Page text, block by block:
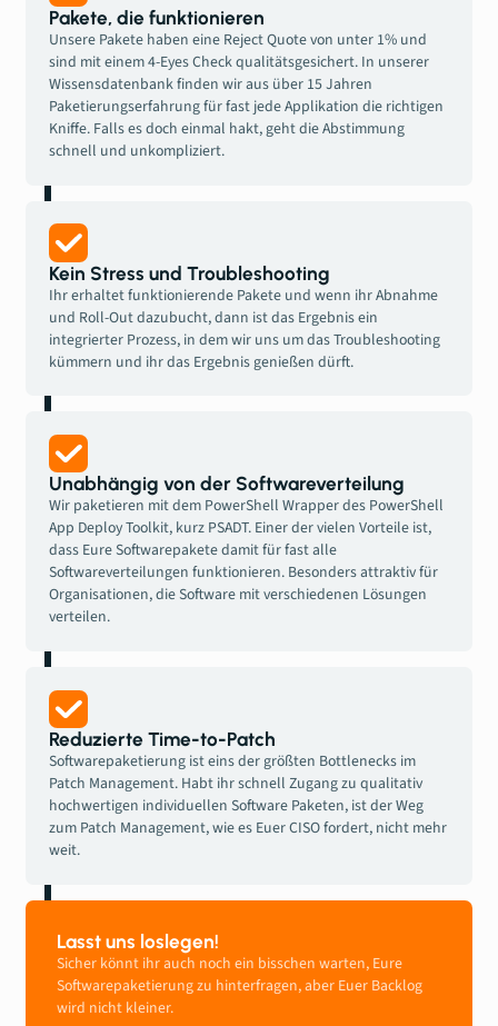
Pakete, die funktionieren
Unsere Pakete haben eine Reject Quote von unter 1% und
sind mit einem 4-Eyes Check qualitätsgesichert. In unserer
Wissensdatenbank finden wir aus über 15 Jahren
Paketierungserfahrung für fast jede Applikation die richtigen
Kniffe. Falls es doch einmal hakt, geht die Abstimmung
schnell und unkompliziert.
Kein Stress und Troubleshooting
Ihr erhaltet funktionierende Pakete und wenn ihr Abnahme
und Roll-Out dazubucht, dann ist das Ergebnis ein
integrierter Prozess, in dem wir uns um das Troubleshooting
kümmern und ihr das Ergebnis genießen dürft.
Unabhängig von der Softwareverteilung
Wir paketieren mit dem PowerShell Wrapper des PowerShell
App Deploy Toolkit, kurz PSADT. Einer der vielen Vorteile ist,
dass Eure Softwarepakete damit für fast alle
Softwareverteilungen funktionieren. Besonders attraktiv für
Organisationen, die Software mit verschiedenen Lösungen
verteilen.
Reduzierte Time-to-Patch
Softwarepaketierung ist eins der größten Bottlenecks im
Patch Management. Habt ihr schnell Zugang zu qualitativ
hochwertigen individuellen Software Paketen, ist der Weg
zum Patch Management, wie es Euer CISO fordert, nicht mehr
weit.
Lasst uns loslegen!
Sicher könnt ihr auch noch ein bisschen warten, Eure
Softwarepaketierung zu hinterfragen, aber Euer Backlog
wird nicht kleiner.